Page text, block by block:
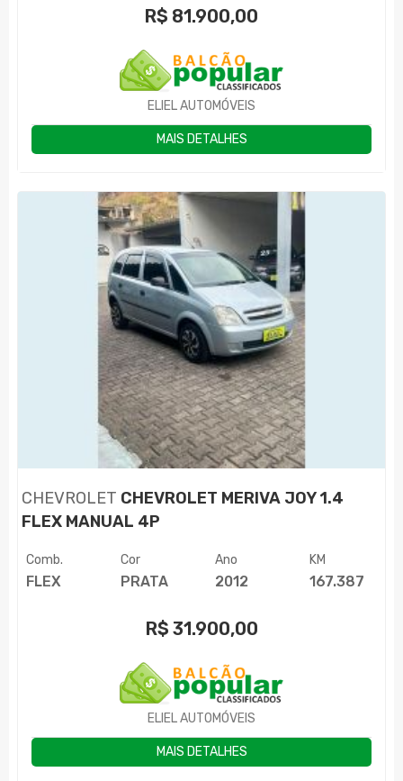
R$ 81.900,00
ELIEL AUTOMÓVEIS
MAIS DETALHES
CHEVROLET CHEVROLET MERIVA JOY 1.4
FLEX MANUAL 4P
Comb.
FLEX
Cor
PRATA
Ano
2012
KM
167.387
R$ 31.900,00
ELIEL AUTOMÓVEIS
MAIS DETALHES